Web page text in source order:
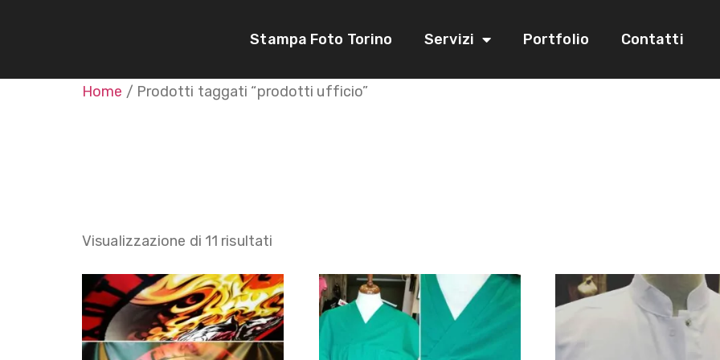
Stampa Foto Torino Servizi Portfolio Contatti
Home / Prodotti taggati “prodotti ufficio”
Visualizzazione di 11 risultati